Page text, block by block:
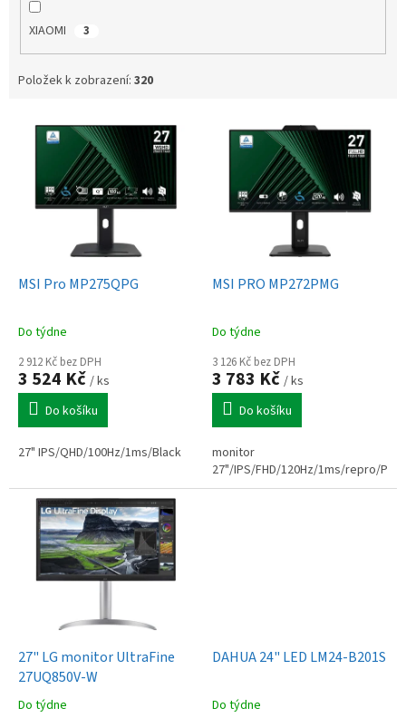
XIAOMI 3
Položek k zobrazení: 320
MSI Pro MP275QPG
Do týdne
2 912 Kč bez DPH
3 524 Kč / ks
Do košíku
27" IPS/QHD/100Hz/1ms/Black
MSI PRO MP272PMG
Do týdne
3 126 Kč bez DPH
3 783 Kč / ks
Do košíku
monitor
27"/IPS/FHD/120Hz/1ms/repro/
27" LG monitor UltraFine
27UQ850V-W
Do týdne
DAHUA 24" LED LM24-B201S
Do týdne